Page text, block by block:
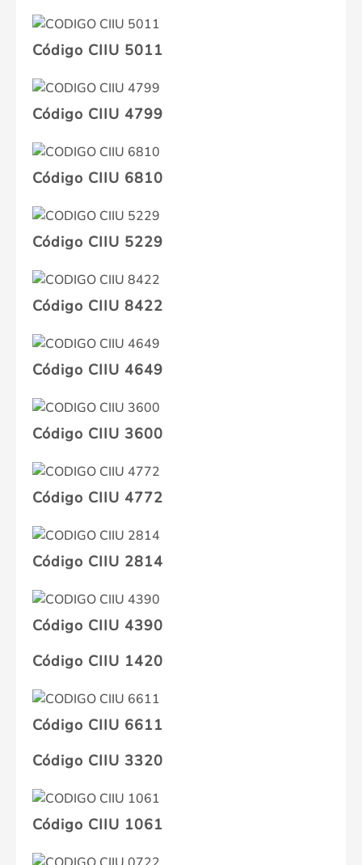
Código CIIU 5011
Código CIIU 4799
Código CIIU 6810
Código CIIU 5229
Código CIIU 8422
Código CIIU 4649
Código CIIU 3600
Código CIIU 4772
Código CIIU 2814
Código CIIU 4390
Código CIIU 1420
Código CIIU 6611
Código CIIU 3320
Código CIIU 1061